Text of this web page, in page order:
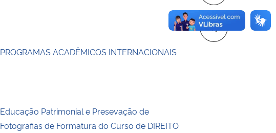
PROGRAMAS ACADÊMICOS INTERNACIONAIS
Educação Patrimonial e Presevação de
Fotografias de Formatura do Curso de DIREITO